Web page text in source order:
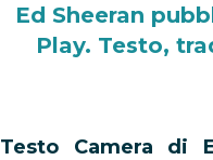
Ed Sheeran
Play. Testo,
Testo Camera di